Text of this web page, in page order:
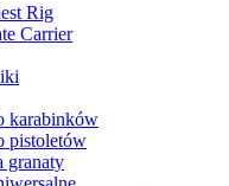
Rig
Carrier
karabinków
pistoletów
granaty